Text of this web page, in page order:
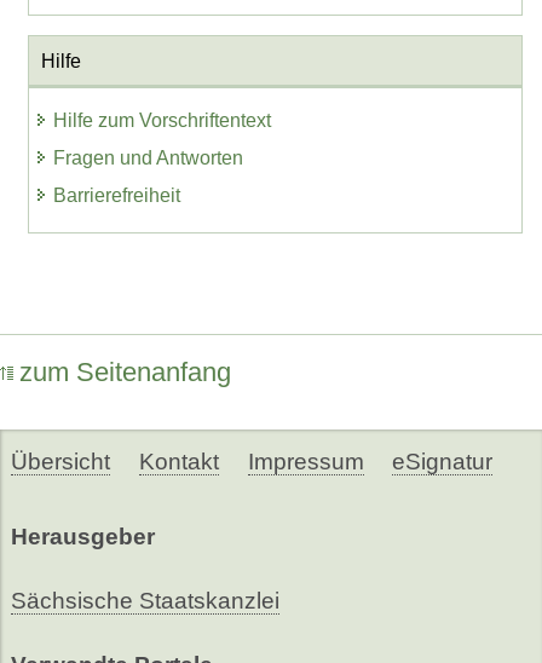
Hilfe
Hilfe zum Vorschriftentext
Fragen und Antworten
Barrierefreiheit
zum Seitenanfang
Übersicht Kontakt Impressum eSignatur
Herausgeber
Sächsische Staatskanzlei